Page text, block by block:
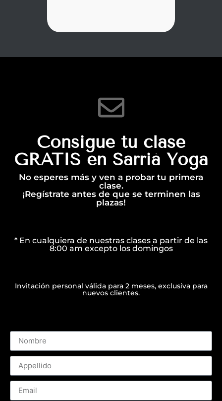
Consigue tu clase
GRATIS en Sarrià Yoga
No esperes más y ven a probar tu primera
clase.
¡Regístrate antes de que se terminen las
plazas!
* En cualquiera de nuestras clases a partir de las
8:00 am excepto los domingos
Invitación personal válida para 2 meses, exclusiva para
nuevos clientes.